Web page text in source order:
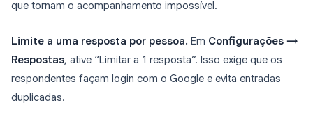
que tornam o acompanhamento impossível.
Limite a uma resposta por pessoa. Em Configurações →
Respostas, ative “Limitar a 1 resposta”. Isso exige que os
respondentes façam login com o Google e evita entradas
duplicadas.